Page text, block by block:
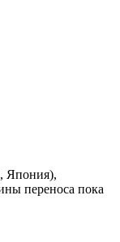
Япония),
переноса пока